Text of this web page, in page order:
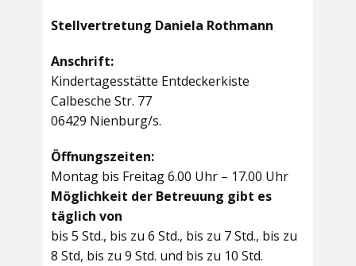
Stellvertretung Daniela Rothmann
Anschrift:
Kindertagesstätte Entdeckerkiste
Calbesche Str. 77
06429 Nienburg/s.
Öffnungszeiten:
Montag bis Freitag 6.00 Uhr – 17.00 Uhr
Möglichkeit der Betreuung gibt es
täglich von
bis 5 Std., bis zu 6 Std., bis zu 7 Std., bis zu
8 Std, bis zu 9 Std. und bis zu 10 Std.